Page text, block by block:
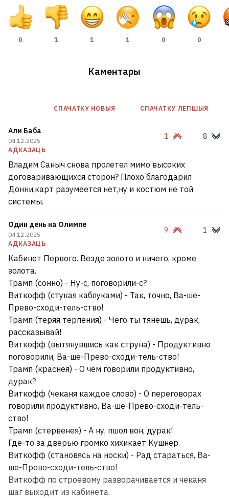
0 1 1 1 0 0
Каментары
СПАЧАТКУ НОВЫЯ СПАЧАТКУ ЛЕПШЫЯ
Али Баба
04.12.2025
АДКАЗАЦЬ
1 8
Владим Саныч снова пролетел мимо высоких
договаривающихся сторон? Плохо благодарил
Донни,карт разумеется нет,ну и костюм не той
системы.
Один день на Олимпе
04.12.2025
АДКАЗАЦЬ
9 1
Кабинет Первого. Везде золото и ничего, кроме
золота.
Трамп (сонно) - Ну-с, поговорили-с?
Виткофф (стукая каблуками) - Так, точно, Ва-ше-
Прево-сходи-тель-ство!
Трамп (теряя терпения) - Чего ты тянешь, дурак,
рассказывай!
Виткофф (вытянувшись как струна) - Продуктивно
поговорили, Ва-ше-Прево-сходи-тель-ство!
Трамп (краснея) - О чём говорили продуктивно,
дурак?
Виткофф (чеканя каждое слово) - О переговорах
говорили продуктивно, Ва-ше-Прево-сходи-тель-
ство!
Трамп (стервенея) - А ну, пшол вон, дурак!
Где-то за дверью громко хихикает Кушнер.
Виткофф (становясь на носки) - Рад стараться, Ва-
ше-Прево-сходи-тель-ство!
Виткофф по строевому разворачивается и чеканя
шаг выходит из кабинета.
«Польшча квітнет лаціною, Літва квітнет
русчызною». Патрыятычны шэдэўр XVII
стагоддзя аказаўся расійскай падробкай ХІХ-га
Іспанія ўводзіць памежны кантроль з
Італіяй
Украінскія дроны ўдарылі па
Сызранскім НПЗ
Расія ўначы ўдарыла па Украіне
УСЕ НАВІНЫ →